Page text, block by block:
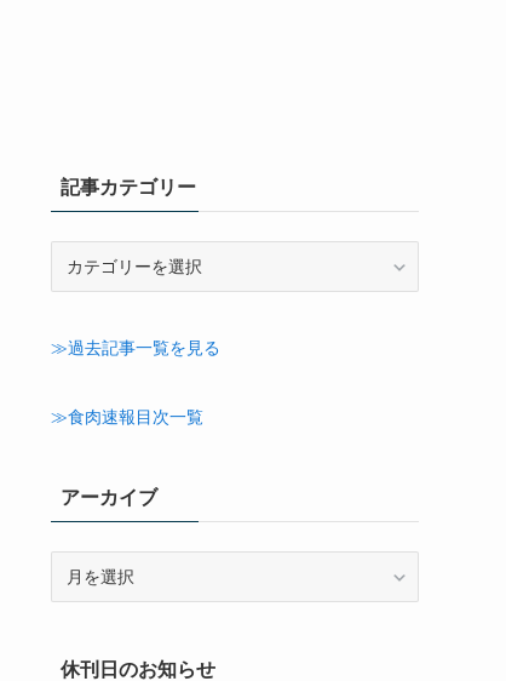
記事カテゴリー
ゴ
ー
≫過去記事一覧を見る
≫食肉速報目次一覧
アーカイブ
ブ休刊日のお知らせ